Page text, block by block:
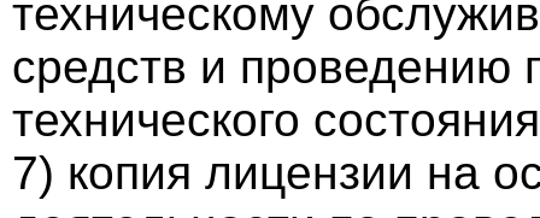
техническому
средств и проведению
технического
7) копия лицензии на